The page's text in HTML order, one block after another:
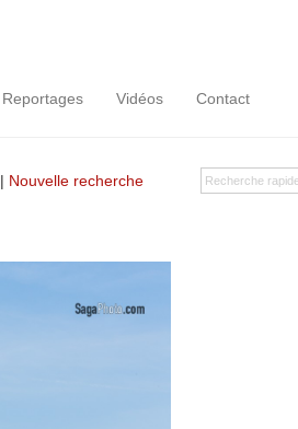
Reportages Vidéos Contact
| Nouvelle recherche